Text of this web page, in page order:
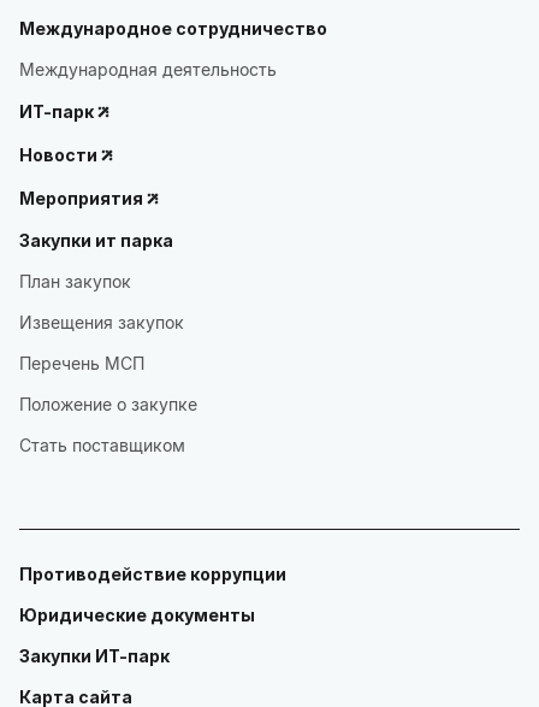
Международное сотрудничество
Международная деятельность
ИТ-парк
Новости
Мероприятия
Закупки ит парка
План закупок
Извещения закупок
Перечень МСП
Положение о закупке
Стать поставщиком
Противодействие коррупции
Юридические документы
Закупки ИТ-парк
Карта сайта